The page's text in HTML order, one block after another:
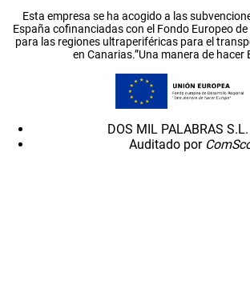
Esta empresa se ha acogido a las
España cofinanciadas con el Fondo Europeo de
para las regiones ultraperiféricas para el
en Canarias.”Una manera de hacer
DOS MIL PALABRAS
Auditado por